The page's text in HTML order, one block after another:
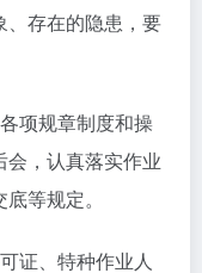
、存在的隐患，要
项规章制度和操
，认真落实作业
等规定。
证、特种作业人